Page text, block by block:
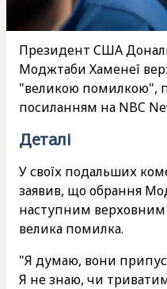
Президент США
Моджтаби Хаменеї
"великою помилкою",
посиланням на NBC
Деталі
У своїх подальших
заявив, що обрання
наступним
велика помилка.
"Я думаю, вони
Я не знаю, чи